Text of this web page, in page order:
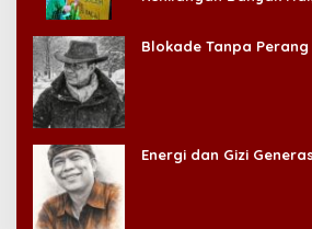
Blokade Tanpa
Energi dan Gizi